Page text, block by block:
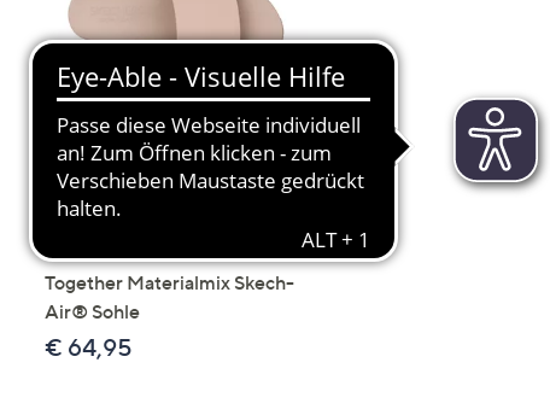
Pantolette Uno - Stand
Together Materialmix Skech-
Air® Sohle
€ 64,95
Tops Mikrofaser
Scroll